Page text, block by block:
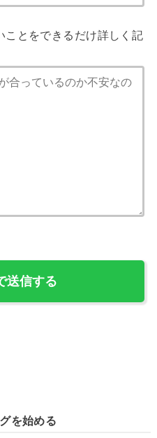
ことをできるだけ詳しく記
を始める